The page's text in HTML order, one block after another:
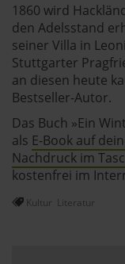
1860 wird
den Adelsstand
seiner Villa in
Stuttgarter
an diesen heute
Bestseller-Autor.
Das Buch »Ein
als E-Book auf
Nachdruck im
kostenfrei im
Kultur Literatur